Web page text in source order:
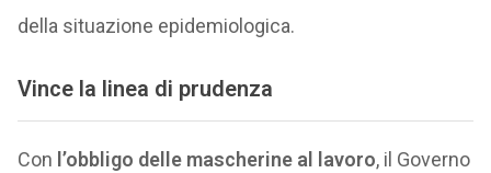
della situazione epidemiologica.
Vince la linea di prudenza
Con l’obbligo delle mascherine al lavoro, il Governo